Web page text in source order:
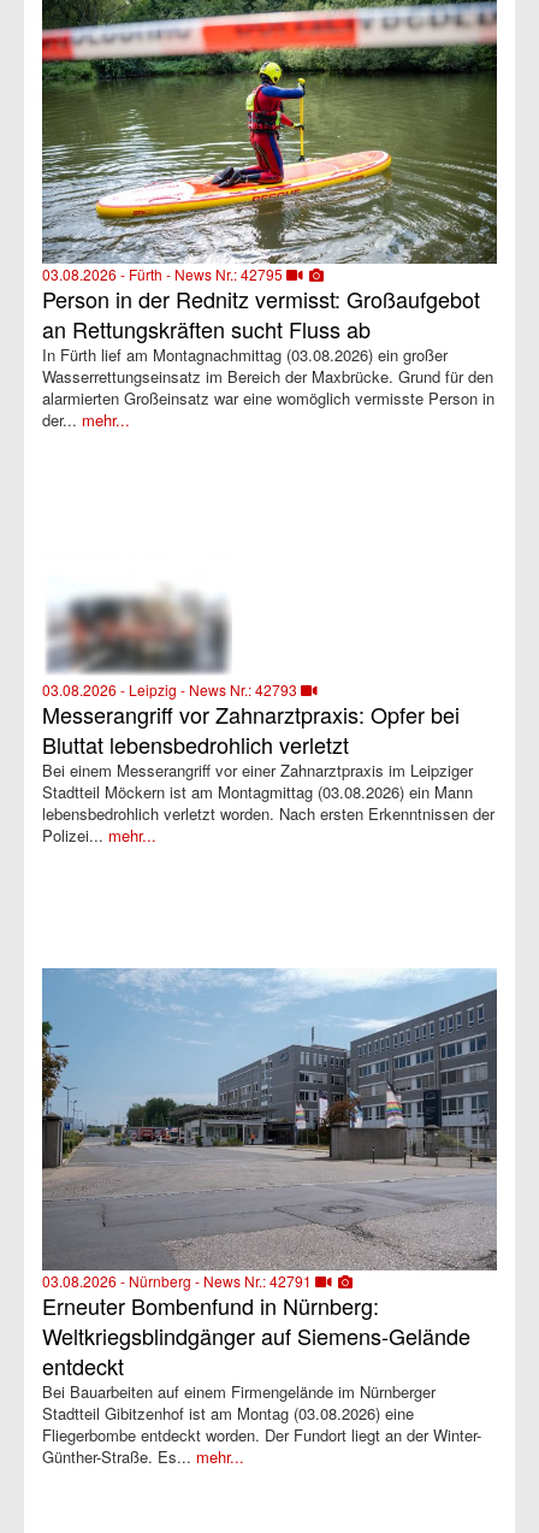
03.08.2026 - Fürth - News Nr.: 42795
Person in der Rednitz vermisst: Großaufgebot
an Rettungskräften sucht Fluss ab
In Fürth lief am Montagnachmittag (03.08.2026) ein großer
Wasserrettungseinsatz im Bereich der Maxbrücke. Grund für den
alarmierten Großeinsatz war eine womöglich vermisste Person in
der... mehr...
03.08.2026 - Leipzig - News Nr.: 42793
Messerangriff vor Zahnarztpraxis: Opfer bei
Bluttat lebensbedrohlich verletzt
Bei einem Messerangriff vor einer Zahnarztpraxis im Leipziger
Stadtteil Möckern ist am Montagmittag (03.08.2026) ein Mann
lebensbedrohlich verletzt worden. Nach ersten Erkenntnissen der
Polizei... mehr...
03.08.2026 - Nürnberg - News Nr.: 42791
Erneuter Bombenfund in Nürnberg:
Weltkriegsblindgänger auf Siemens-Gelände
entdeckt
Bei Bauarbeiten auf einem Firmengelände im Nürnberger
Stadtteil Gibitzenhof ist am Montag (03.08.2026) eine
Fliegerbombe entdeckt worden. Der Fundort liegt an der Winter-
Günther-Straße. Es... mehr...